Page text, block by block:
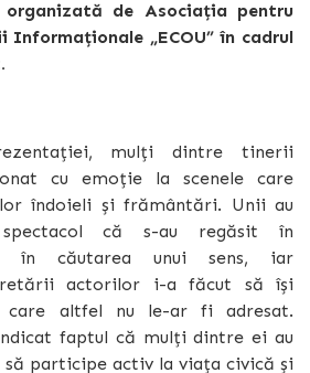
de Asociația pentru
„ECOU” în cadrul
mulți dintre tinerii
cu emoție la scenele care
îndoieli și frământări. Unii au
că s-au regăsit în
în căutarea unui sens, iar
actorilor i-a făcut să își
care altfel nu le-ar fi adresat.
faptul că mulți dintre ei au
participe activ la viața civică și